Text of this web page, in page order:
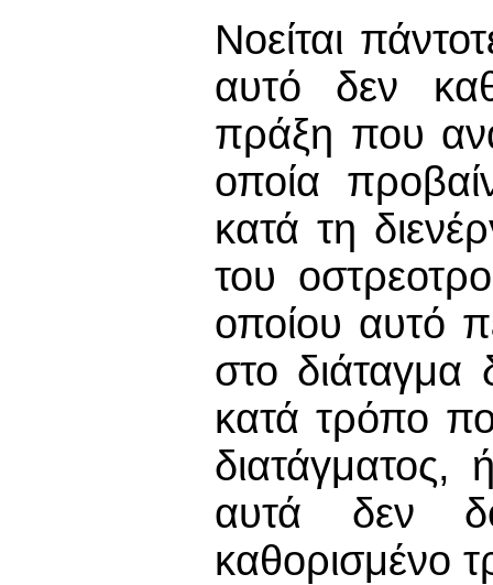
Νοείται
αυτό δεν
πράξη που
οποία
κατά τη
του
οποίου αυτό
στο διάταγμα
κατά τρόπο
διατάγματος,
αυτά δεν
καθορισμένο